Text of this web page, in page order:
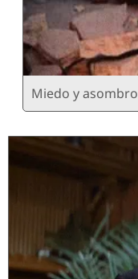
Miedo y asombro